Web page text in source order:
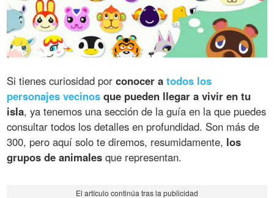
Si tienes curiosidad porconocer atodos los
personajes vecinos que pueden llegar a vivir en tu
isla, ya tenemos una sección de la guía en la que puedes
consultar todos los detalles en profundidad. Son más de
300, pero aquí solo te diremos, resumidamente, los
grupos de animales que representan.